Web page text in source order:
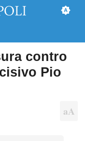
contro
Pio